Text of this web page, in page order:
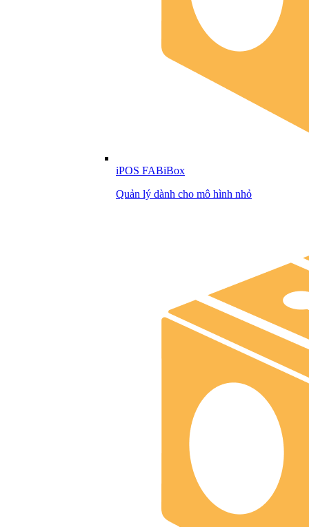
iPOS FABiBox
Quản lý dành cho mô hình nhỏ